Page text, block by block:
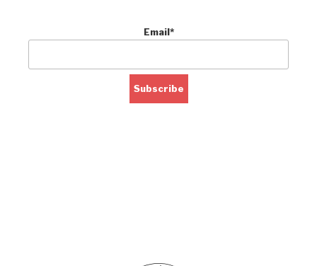
Email*